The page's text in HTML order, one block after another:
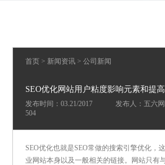
首页> 新闻资讯> 公司新闻
SEO优化网站用户粘度影响元素和提
发布时间：03.21/2017 发布人：五六
504
SEO优化也就是SEO常做的搜索引擎优化，
业网站本身以及一般相关的链接。网站只有